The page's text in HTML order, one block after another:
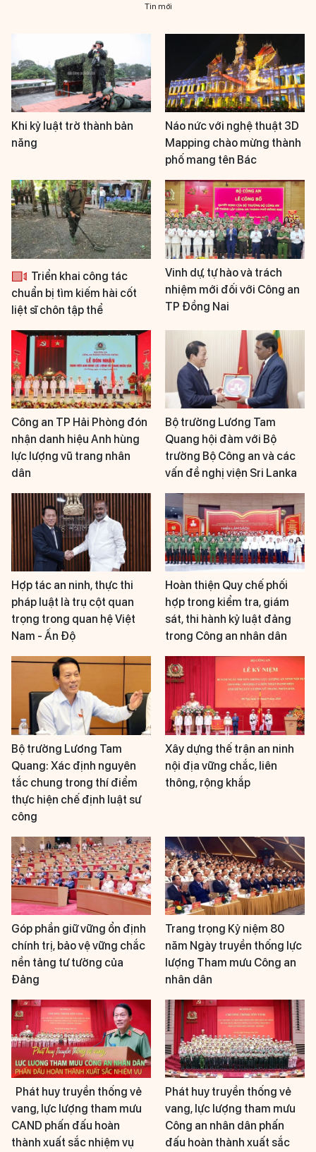
Tin mới
Khi kỷ luật trở thành bản
năng
Náo nức với nghệ thuật 3D
Mapping chào mừng thành
phố mang tên Bác
Triển khai công tác
chuẩn bị tìm kiếm hài cốt
liệt sĩ chôn tập thể
Vinh dự, tự hào và trách
nhiệm mới đối với Công an
TP Đồng Nai
Công an TP Hải Phòng đón
nhận danh hiệu Anh hùng
lực lượng vũ trang nhân
dân
Bộ trưởng Lương Tam
Quang hội đàm với Bộ
trưởng Bộ Công an và các
vấn đề nghị viện Sri Lanka
Hợp tác an ninh, thực thi
pháp luật là trụ cột quan
trọng trong quan hệ Việt
Nam - Ấn Độ
Hoàn thiện Quy chế phối
hợp trong kiểm tra, giám
sát, thi hành kỷ luật đảng
trong Công an nhân dân
Bộ trưởng Lương Tam
Quang: Xác định nguyên
tắc chung trong thí điểm
thực hiện chế định luật sư
công
Xây dựng thế trận an ninh
nội địa vững chắc, liên
thông, rộng khắp
Góp phần giữ vững ổn định
chính trị, bảo vệ vững chắc
nền tảng tư tưởng của
Đảng
Trang trọng Kỷ niệm 80
năm Ngày truyền thống lực
lượng Tham mưu Công an
nhân dân
Phát huy truyền thống vẻ
vang, lực lượng tham mưu
CAND phấn đấu hoàn
thành xuất sắc nhiệm vụ
Phát huy truyền thống vẻ
vang, lực lượng tham mưu
Công an nhân dân phấn
đấu hoàn thành xuất sắc